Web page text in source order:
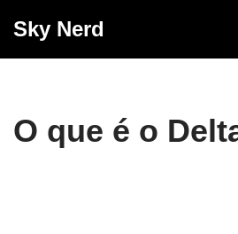
Sky Nerd
O que é o